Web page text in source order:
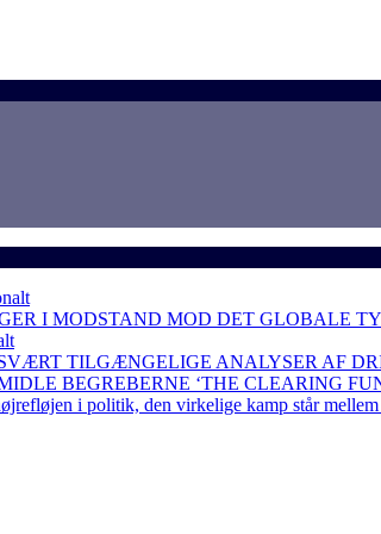
I MODSTAND MOD DET GLOBALE
TILGÆNGELIGE ANALYSER AF
BEGREBERNE ‘THE CLEARING
i politik, den virkelige kamp står